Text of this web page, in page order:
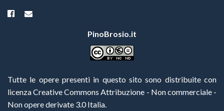
PinoBrosio.it
Tutte le opere presenti in questo sito sono distribuite con
licenza Creative Commons Attribuzione - Non commerciale -
Non opere derivate 3.0 Italia.